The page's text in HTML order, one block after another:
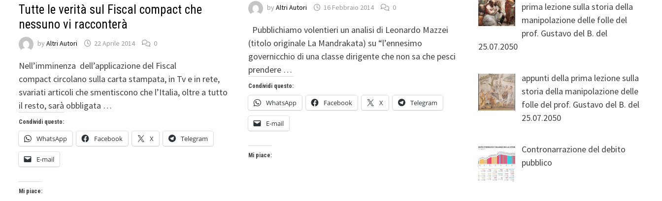
Tutte le verità sul Fiscal compact che
nessuno vi racconterà
byAltri Autori 22 Aprile 2014 0
Nell’imminenza dell’applicazione del Fiscal
compact circolano sulla carta stampata, in Tv e in rete,
svariati articoli che smentiscono che l’Italia, oltre a tutto
il resto, sarà obbligata …
Condividi questo:
WhatsApp Facebook X Telegram
E-mail
Mi piace:
by Altri Autori 16 Febbraio 2014 0
Pubblichiamo volentieri un analisi di Leonardo Mazzei
(titolo originale La Mandrakata) su “l’ennesimo
governicchio di una classe dirigente che non sa che pesci
prendere …
Condividi questo:
WhatsApp Facebook X Telegram
E-mail
Mi piace:
prima lezione sulla storia della
manipolazione delle folle del
prof. Gustavo del B. del
25.07.2050
appunti della prima lezione sulla
storia della manipolazione delle
folle del prof. Gustavo del B. del
25.07.2050
Contronarrazione del debito
pubblico